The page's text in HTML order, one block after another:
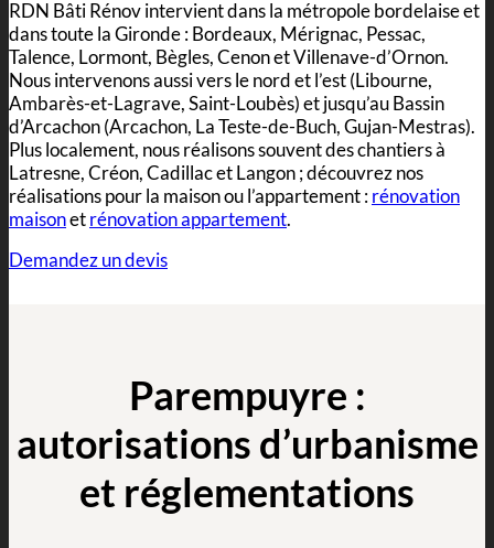
RDN Bâti Rénov intervient dans la métropole bordelaise et
dans toute la Gironde : Bordeaux, Mérignac, Pessac,
Talence, Lormont, Bègles, Cenon et Villenave-d’Ornon.
Nous intervenons aussi vers le nord et l’est (Libourne,
Ambarès-et-Lagrave, Saint-Loubès) et jusqu’au Bassin
d’Arcachon (Arcachon, La Teste-de-Buch, Gujan-Mestras).
Plus localement, nous réalisons souvent des chantiers à
Latresne, Créon, Cadillac et Langon ; découvrez nos
réalisations pour la maison ou l’appartement :rénovation
maisonetrénovation appartement.
Demandez un devis
Parempuyre :
autorisations d’urbanisme
et réglementations